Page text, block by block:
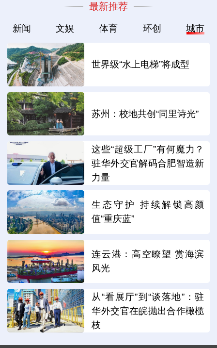
最新推荐
新闻 文娱 体育 环创 城市
世界级“水上电梯”将成型
苏州：校地共创“同里诗光”
这些“超级工厂”有何魔力？
驻华外交官解码合肥智造新
力量
生态守护 持续解锁高颜
值“重庆蓝”
连云港：高空瞭望 赏海滨
风光
从“看展厅”到“谈落地”：驻
华外交官在皖抛出合作橄榄
枝